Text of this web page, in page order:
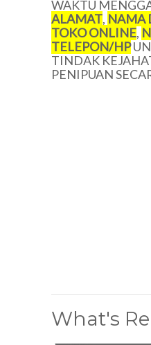
WAKTU
ALAMAT, NAMA
TOKO ONLINE,
TELEPON/HP
TINDAK
PENIPUAN
What's